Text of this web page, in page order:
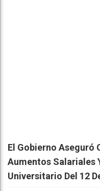
El Gobierno Aseguró
Aumentos Salariales
Universitario Del 12